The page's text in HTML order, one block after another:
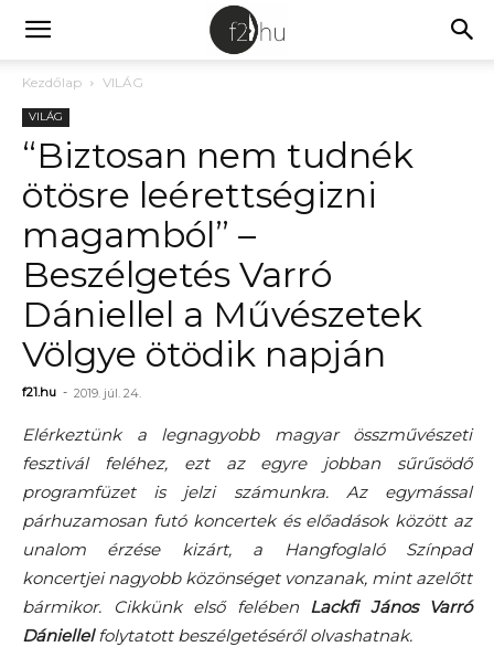
Kezdőlap VILÁG
VILÁG
“Biztosan nem tudnék
ötösre leérettségizni
magamból” –
Beszélgetés Varró
Dániellel a Művészetek
Völgye ötödik napján
f21.hu - 2019. júl. 24.
Elérkeztünk a legnagyobb magyar összművészeti
fesztivál feléhez, ezt az egyre jobban sűrűsödő
programfüzet is jelzi számunkra. Az egymással
párhuzamosan futó koncertek és előadások között az
unalom érzése kizárt, a Hangfoglaló Színpad
koncertjei nagyobb közönséget vonzanak, mint azelőtt
bármikor. Cikkünk első felében Lackfi János
Varró
Dániellelfolytatott beszélgetéséről olvashatnak.